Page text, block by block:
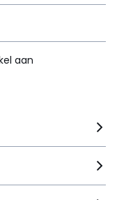
aan
aan